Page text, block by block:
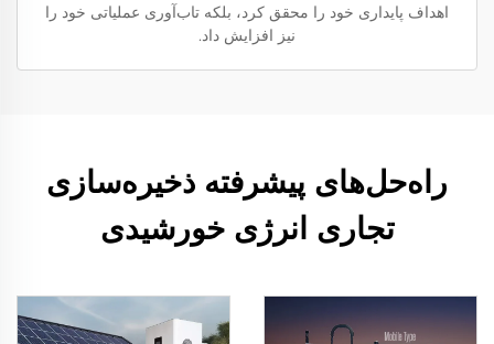
اهداف پایداری خود را محقق کرد، بلکه تاب‌آوری عملیاتی خود را
نیز افزایش داد.
راه‌حل‌های پیشرفته ذخیره‌سازی
تجاری انرژی خورشیدی